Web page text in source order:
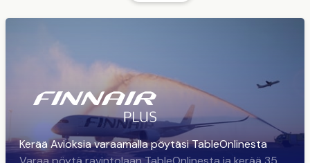
Kerää Avioksia varaamalla pöytäsi TableOnlinesta